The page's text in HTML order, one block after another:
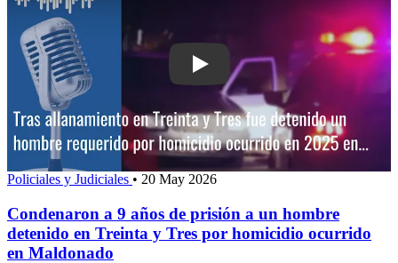
Play: Condenaron a 9 años de prisión
Policiales y Judiciales • 20 May 2026
Condenaron a 9 años de prisión a un hombre
detenido en Treinta y Tres por homicidio ocurrido
en Maldonado